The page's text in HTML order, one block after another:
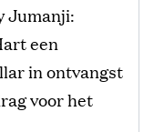
Jumanji:
een
in ontvangst
voor het